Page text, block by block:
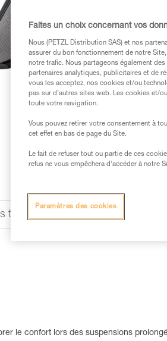
techniques
le confort lors des suspensions
Faites un choix concernant vos
Nous (PETZL Distribution SAS) et nos
assurer du bon fonctionnement de notre
notre trafic. Nous partageons également
partenaires analytiques, publicitaires et de
vous les acceptez, nos cookies et/ou
pas sur d’autres sites web. Les cookies et/
toute votre navigation.
Vous pouvez retirer votre consentement à
cet effet en bas de page du Site.
Le fait de refuser tout ou partie de ces
refus ne vous empêchera d’accéder à notre
Paramètres des cookies